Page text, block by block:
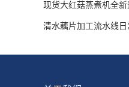
现货大红菇蒸煮机全新
清水藕片加工流水线